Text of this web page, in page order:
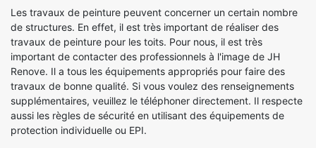
Les travaux de peinture peuvent concerner un certain nombre
de structures. En effet, il est très important de réaliser des
travaux de peinture pour les toits. Pour nous, il est très
important de contacter des professionnels à l'image de JH
Renove. Il a tous les équipements appropriés pour faire des
travaux de bonne qualité. Si vous voulez des renseignements
supplémentaires, veuillez le téléphoner directement. Il respecte
aussi les règles de sécurité en utilisant des équipements de
protection individuelle ou EPI.